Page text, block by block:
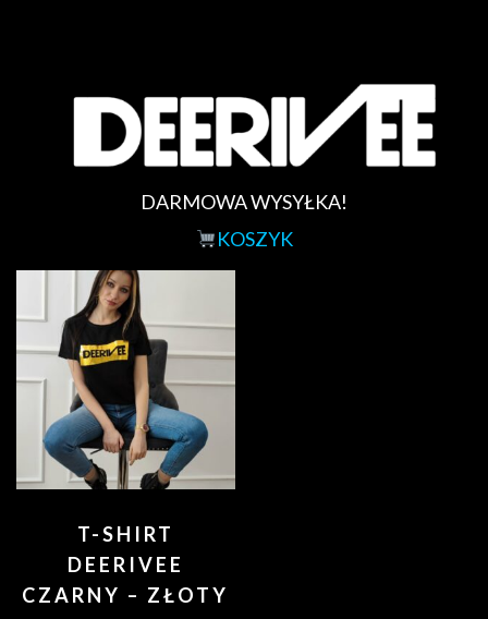
DARMOWA WYSYŁKA!
KOSZYK
T-SHIRT
DEERIVEE
CZARNY – ZŁOTY